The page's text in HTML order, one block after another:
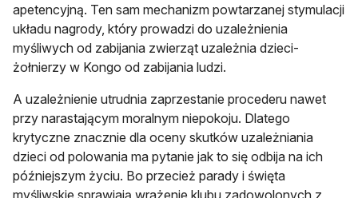
apetencyjną. Ten sam mechanizm powtarzanej stymulacji
układu nagrody, który prowadzi do uzależnienia
myśliwych od zabijania zwierząt uzależnia dzieci-
żołnierzy w Kongo od zabijania ludzi.
A uzależnienie utrudnia zaprzestanie procederu nawet
przy narastającym moralnym niepokoju. Dlatego
krytyczne znacznie dla oceny skutków uzależniania
dzieci od polowania ma pytanie jak to się odbija na ich
późniejszym życiu. Bo przecież parady i święta